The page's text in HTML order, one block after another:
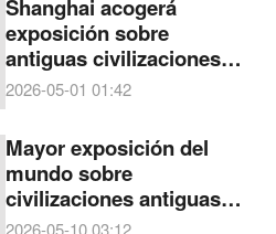
Shanghai acogerá
exposición sobre
antiguas civilizaciones
americanas
2026-05-01 01:42
Mayor exposición del
mundo sobre
civilizaciones antiguas
americanas se realizará
2026-05-10 03:12